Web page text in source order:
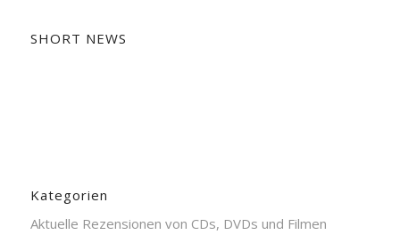
SHORT NEWS
Kategorien
Aktuelle Rezensionen von CDs, DVDs und Filmen